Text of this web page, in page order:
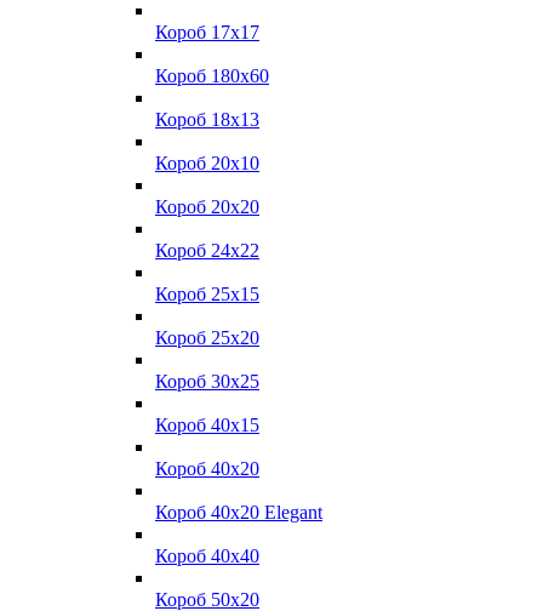
Короб 17х17
Короб 180x60
Короб 18x13
Короб 20x10
Короб 20x20
Короб 24x22
Короб 25x15
Короб 25x20
Короб 30x25
Короб 40x15
Короб 40x20
Короб 40x20 Elegant
Короб 40x40
Короб 50x20